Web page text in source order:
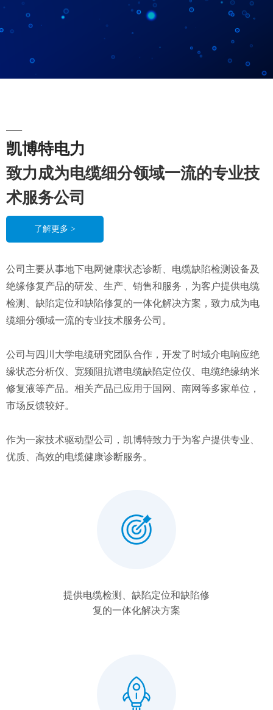
—
凯博特电力
致力成为电缆细分领域一流的专业技
术服务公司
公司主要从事地下电网健康状态诊断、电缆缺陷检测设备及
绝缘修复产品的研发、生产、销售和服务，为客户提供电缆
检测、缺陷定位和缺陷修复的一体化解决方案，致力成为电
缆细分领域一流的专业技术服务公司。
公司与四川大学电缆研究团队合作，开发了时域介电响应绝
缘状态分析仪、宽频阻抗谱电缆缺陷定位仪、电缆绝缘纳米
修复液等产品。相关产品已应用于国网、南网等多家单位，
市场反馈较好。
作为一家技术驱动型公司，凯博特致力于为客户提供专业、
优质、高效的电缆健康诊断服务。
了解更多 >
提供电缆检测、缺陷定位和缺陷修
复的一体化解决方案